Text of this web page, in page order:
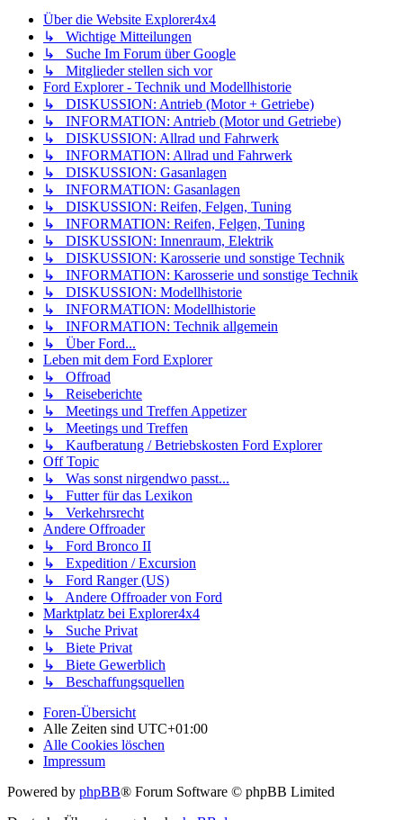
Über die Website Explorer4x4
↳ Wichtige Mitteilungen
↳ Suche Im Forum über Google
↳ Mitglieder stellen sich vor
Ford Explorer - Technik und Modellhistorie
↳ DISKUSSION: Antrieb (Motor + Getriebe)
↳ INFORMATION: Antrieb (Motor und Getriebe)
↳ DISKUSSION: Allrad und Fahrwerk
↳ INFORMATION: Allrad und Fahrwerk
↳ DISKUSSION: Gasanlagen
↳ INFORMATION: Gasanlagen
↳ DISKUSSION: Reifen, Felgen, Tuning
↳ INFORMATION: Reifen, Felgen, Tuning
↳ DISKUSSION: Innenraum, Elektrik
↳ DISKUSSION: Karosserie und sonstige Technik
↳ INFORMATION: Karosserie und sonstige Technik
↳ DISKUSSION: Modellhistorie
↳ INFORMATION: Modellhistorie
↳ INFORMATION: Technik allgemein
↳ Über Ford...
Leben mit dem Ford Explorer
↳ Offroad
↳ Reiseberichte
↳ Meetings und Treffen Appetizer
↳ Meetings und Treffen
↳ Kaufberatung / Betriebskosten Ford Explorer
Off Topic
↳ Was sonst nirgendwo passt...
↳ Futter für das Lexikon
↳ Verkehrsrecht
Andere Offroader
↳ Ford Bronco II
↳ Expedition / Excursion
↳ Ford Ranger (US)
↳ Andere Offroader von Ford
Marktplatz bei Explorer4x4
↳ Suche Privat
↳ Biete Privat
↳ Biete Gewerblich
↳ Beschaffungsquellen
Foren-Übersicht
Alle Zeiten sind UTC+01:00
Alle Cookies löschen
Impressum
Powered by phpBB® Forum Software © phpBB Limited